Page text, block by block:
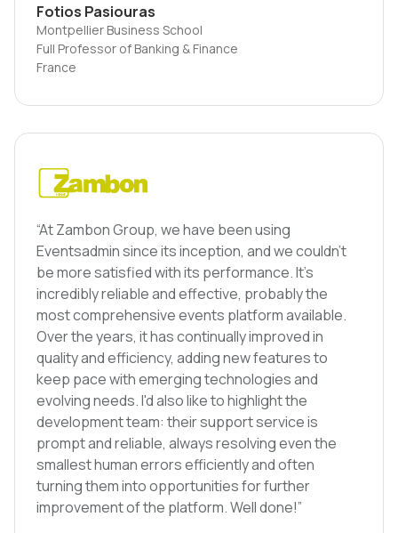
Fotios Pasiouras
Montpellier Business School
Full Professor of Banking & Finance
France
“At Zambon Group, we have been using
Eventsadmin since its inception, and we couldn't
be more satisfied with its performance. It's
incredibly reliable and effective, probably the
most comprehensive events platform available.
Over the years, it has continually improved in
quality and efficiency, adding new features to
keep pace with emerging technologies and
evolving needs. I'd also like to highlight the
development team: their support service is
prompt and reliable, always resolving even the
smallest human errors efficiently and often
turning them into opportunities for further
improvement of the platform. Well done!”